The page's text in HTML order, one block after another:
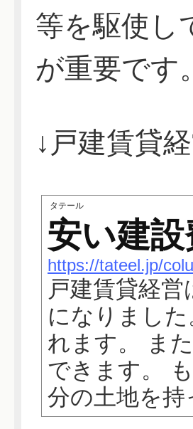
等を駆使し
が重要です。
↓戸建賃貸
タテール
安い建
https://tateel.jp/
戸建賃貸経
になりまし
れます。 ま
できます。
分の土地を